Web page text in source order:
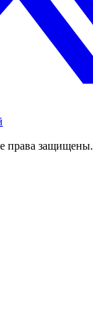
права защищены.